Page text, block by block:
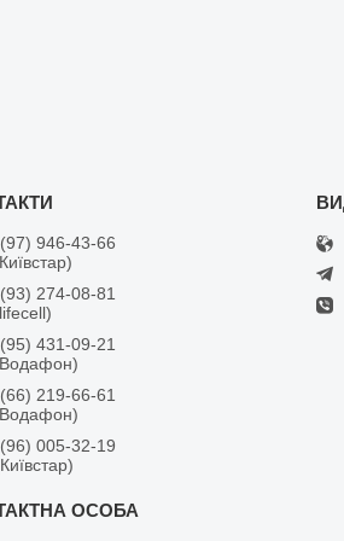
946-43-66
274-08-81
431-09-21
219-66-61
005-32-19